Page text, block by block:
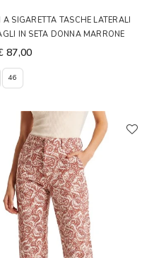
A SIGARETTA TASCHE LATERALI
IN SETA DONNA MARRONE
87,00
46